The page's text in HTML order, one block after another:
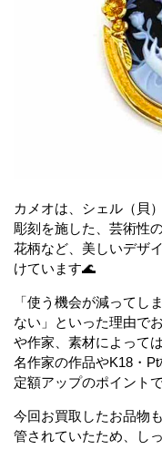
カメオは、シェル（貝
彫刻を施した、芸術性
花柄など、美しいデザ
けています🌊
「使う機会が減ってし
ない」といった理由で
や作家、素材によって
名作家の作品やK18・
定額アップのポイント
今回お買取したお品物
管されていたため、し